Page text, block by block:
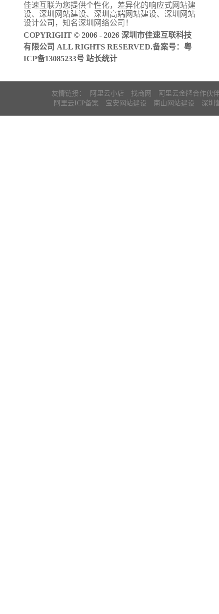
阿里云ICP备
案
佳速互联为您提供个性化，差异化的响应式网站建
设、 深圳网站建设、 深圳高端网站建设、 深圳网站
设计公司 ，知名深圳网络公司 ！
COPYRIGHT © 2006 - 2026 深圳市佳速互联科技
有限公司 ALL RIGHTS RESERVED.备案号： 粤
ICP备13085233号 站长统计
友情链接： 阿里云小店 找商网
阿里云金牌合作伙
阿里云ICP备案
宝安网站建设 南山网站建设 深圳